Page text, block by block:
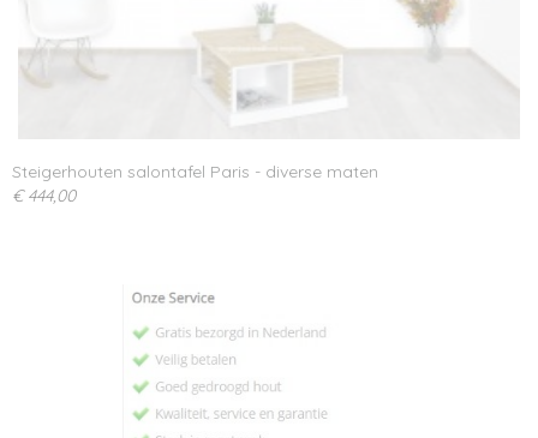
Steigerhouten salontafel Paris - diverse maten
€ 444,00